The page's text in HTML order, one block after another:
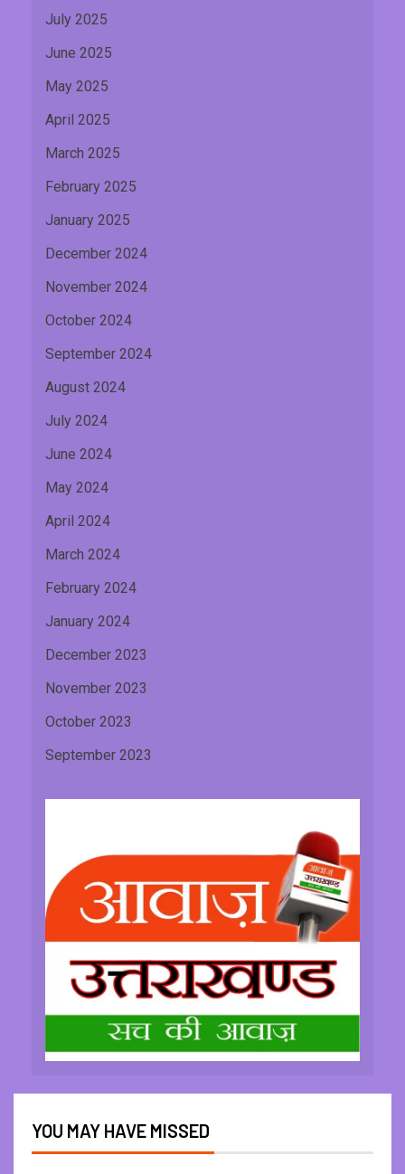
July 2025
June 2025
May 2025
April 2025
March 2025
February 2025
January 2025
December 2024
November 2024
October 2024
September 2024
August 2024
July 2024
June 2024
May 2024
April 2024
March 2024
February 2024
January 2024
December 2023
November 2023
October 2023
September 2023
YOU MAY HAVE MISSED